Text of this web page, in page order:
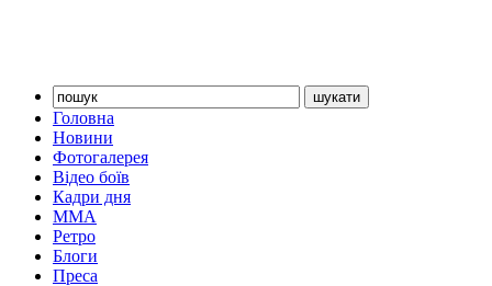
Головна
Новини
Фотогалерея
Відео боїв
Кадри дня
ММА
Ретро
Блоги
Преса